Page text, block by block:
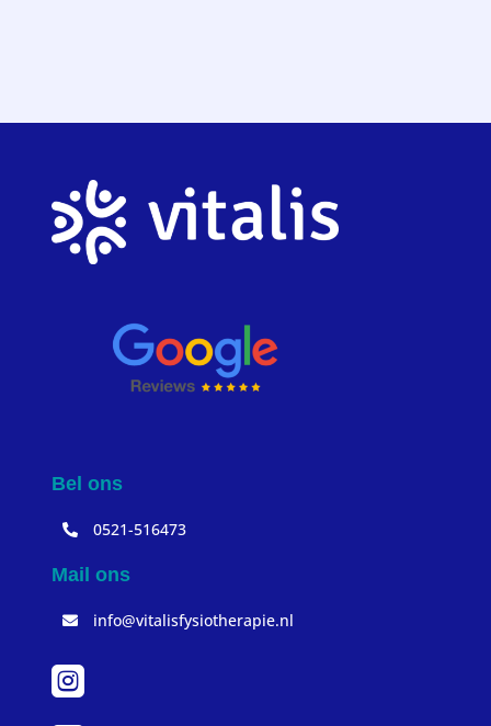
Bel ons
0521-516473
Mail ons
info@vitalisfysiotherapie.nl
